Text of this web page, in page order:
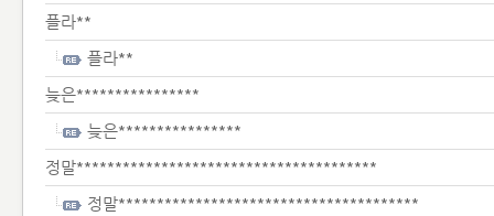
플라**
플라**
늦은****************
늦은****************
정말***************************************
정말***************************************